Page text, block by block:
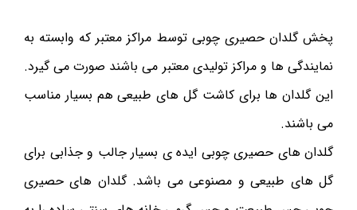
پخش گلدان حصیری چوبی توسط مراکز معتبر که وابسته به
نمایندگی ها و مراکز تولیدی معتبر می باشند صورت می گیرد.
این گلدان ها برای کاشت گل های طبیعی هم بسیار مناسب
می باشند.
گلدان های حصیری چوبی ایده ی بسیار جالب و جذابی برای
گل های طبیعی و مصنوعی می باشد. گلدان های حصیری